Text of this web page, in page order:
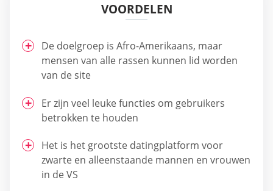
VOORDELEN
De doelgroep is Afro-Amerikaans, maar
mensen van alle rassen kunnen lid worden
van de site
Er zijn veel leuke functies om gebruikers
betrokken te houden
Het is het grootste datingplatform voor
zwarte en alleenstaande mannen en vrouwen
in de VS